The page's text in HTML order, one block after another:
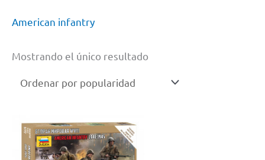
American infantry
Mostrando el único resultado